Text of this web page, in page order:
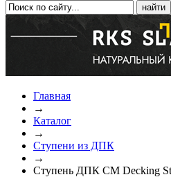
Главная
→
Каталог
→
Ступени из ДПК
→
Ступень ДПК CM Decking